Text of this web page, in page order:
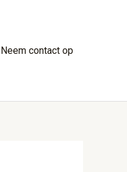
Neem contact op